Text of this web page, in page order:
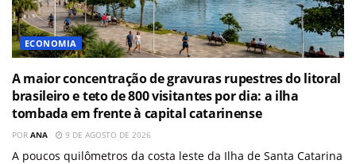
ECONOMIA
A maior concentração de gravuras rupestres do litoral
brasileiro e teto de 800 visitantes por dia: a ilha
tombada em frente à capital catarinense
POR ANA 9 DE AGOSTO DE 2026
A poucos quilômetros da costa leste da Ilha de Santa Catarina